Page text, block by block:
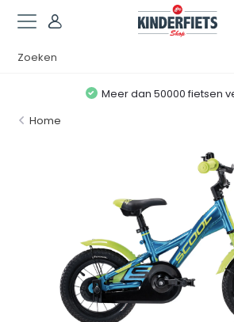
Meer dan 50000 fietsen
Home